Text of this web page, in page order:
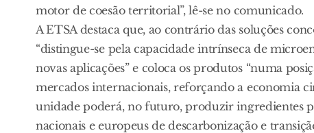
motor de coesão territorial”, lê-se no comunicado.
A ETSA destaca que, ao contrário das soluções
“distingue-se pela capacidade intrínseca de
novas aplicações” e coloca os produtos “numa
mercados internacionais, reforçando a economia
unidade poderá, no futuro, produzir ingredientes
nacionais e europeus de descarbonização e